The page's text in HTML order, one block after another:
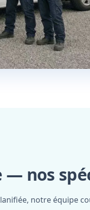
— nos
notre équipe